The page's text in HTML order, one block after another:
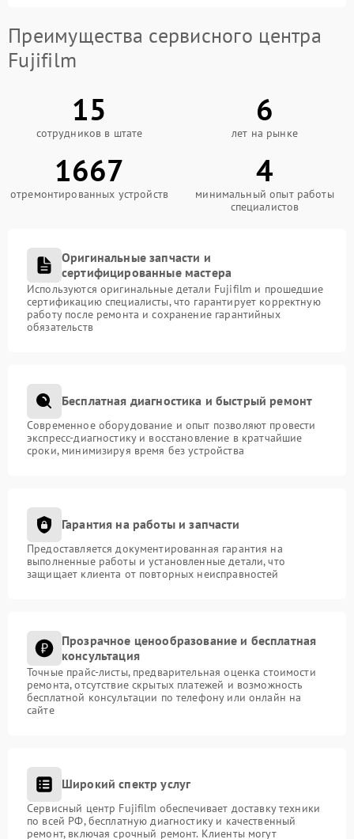
Преимущества сервисного центра
Fujifilm
15
сотрудников в штате
6
лет на рынке
1667
отремонтированных устройств
4
минимальный опыт работы
специалистов
Оригинальные запчасти и
сертифицированные мастера
Используются оригинальные детали Fujifilm и прошедшие
сертификацию специалисты, что гарантирует корректную
работу после ремонта и сохранение гарантийных
обязательств
Бесплатная диагностика и быстрый ремонт
Современное оборудование и опыт позволяют провести
экспресс-диагностику и восстановление в кратчайшие
сроки, минимизируя время без устройства
Гарантия на работы и запчасти
Предоставляется документированная гарантия на
выполненные работы и установленные детали, что
защищает клиента от повторных неисправностей
Прозрачное ценообразование и бесплатная
консультация
Точные прайс-листы, предварительная оценка стоимости
ремонта, отсутствие скрытых платежей и возможность
бесплатной консультации по телефону или онлайн на
сайте
Широкий спектр услуг
Сервисный центр Fujifilm обеспечивает доставку техники
по всей РФ, бесплатную диагностику и качественный
ремонт, включая срочный ремонт. Клиенты могут